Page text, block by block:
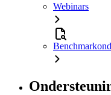
Webinars